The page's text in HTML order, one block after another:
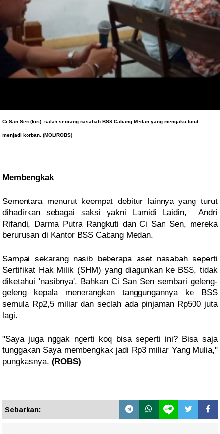
Ci San Sen (kiri), salah seorang nasabah BSS Cabang Medan yang mengaku turut
menjadi korban. (MOL/ROBS)
Membengkak
Sementara menurut keempat debitur lainnya yang turut
dihadirkan sebagai saksi yakni Lamidi Laidin,  Andri
Rifandi, Darma Putra Rangkuti dan Ci San Sen, mereka
berurusan di Kantor BSS Cabang Medan.
Sampai sekarang nasib beberapa aset nasabah seperti
Sertifikat Hak Milik (SHM) yang diagunkan ke BSS, tidak
diketahui 'nasibnya'. Bahkan Ci San Sen sembari geleng-
geleng kepala menerangkan tanggungannya ke BSS
semula Rp2,5 miliar dan seolah ada pinjaman Rp500 juta
lagi.
"Saya juga nggak ngerti koq bisa seperti ini? Bisa saja
tunggakan Saya membengkak jadi Rp3 miliar Yang Mulia,"
pungkasnya. (ROBS)
Sebarkan: